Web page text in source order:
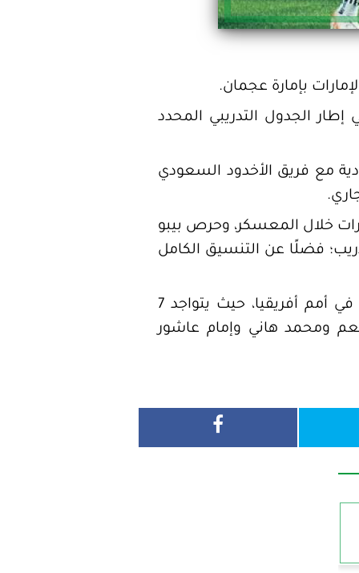
بإمارة عجمان.
الجدول التدريبي المحدد
مع فريق الأخدود السعودي
خلال المعسكر، وحرص بيبو
فضلًا عن التنسيق الكامل
ويخوض الأهلي معسكر الإمارات دون لاعبيه الدوليين المشاركين مع منتخبات بلادهم في أمم أفريقيا، حيث يتواجد 7
ومحمد هاني وإمام عاشور